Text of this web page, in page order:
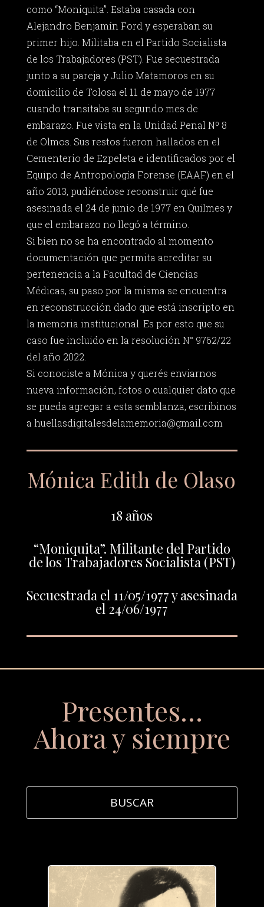
como “Moniquita”. Estaba casada con
Alejandro Benjamín Ford y esperaban su
primer hijo. Militaba en el Partido Socialista
de los Trabajadores (PST). Fue secuestrada
junto a su pareja y Julio Matamoros en su
domicilio de Tolosa el 11 de mayo de 1977
cuando transitaba su segundo mes de
embarazo. Fue vista en la Unidad Penal Nº 8
de Olmos. Sus restos fueron hallados en el
Cementerio de Ezpeleta e identificados por el
Equipo de Antropología Forense (EAAF) en el
año 2013, pudiéndose reconstruir qué fue
asesinada el 24 de junio de 1977 en Quilmes y
que el embarazo no llegó a término.
Si bien no se ha encontrado al momento
documentación que permita acreditar su
pertenencia a la Facultad de Ciencias
Médicas, su paso por la misma se encuentra
en reconstrucción dado que está inscripto en
la memoria institucional. Es por esto que su
caso fue incluido en la resolución N° 9762/22
del año 2022.
Si conociste a Mónica y querés enviarnos
nueva información, fotos o cualquier dato que
se pueda agregar a esta semblanza, escribinos
a huellasdigitalesdelamemoria@gmail.com
Mónica Edith de Olaso
18 años
“Moniquita”. Militante del Partido
de los Trabajadores Socialista (PST)
Secuestrada el 11/05/1977 y asesinada
el 24/06/1977
Presentes…
Ahora y siempre